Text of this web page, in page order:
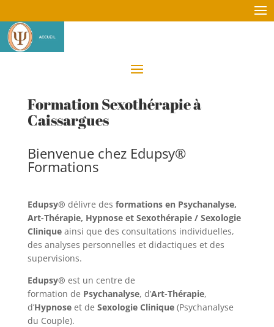
Formation Sexothérapie à
Caissargues
Bienvenue chez Edupsy®
Formations
Edupsy® délivre des formations en Psychanalyse,
Art-Thérapie, Hypnose et Sexothérapie / Sexologie
Cliniqueainsi que des consultations individuelles,
des analyses personnelles et didactiques et des
supervisions.
Edupsy® est un centre de
formation de Psychanalyse, d’Art-Thérapie,
d’Hypnoseet de Sexologie Clinique(Psychanalyse
du Couple).